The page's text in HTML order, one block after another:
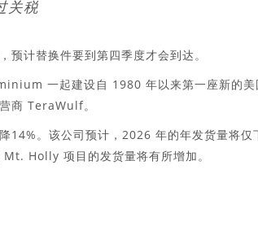
关税
计替换件要到第四季度才会到达。
一起建设自 1980 年以来第一座新的美
商 TeraWulf。
14%。该公司预计，2026 年的年发货量将仅
Holly 项目的发货量将有所增加。